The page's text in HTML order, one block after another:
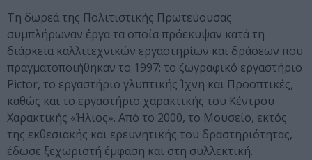
Τη δωρεά της Πολιτιστικής Πρωτεύουσας
συμπλήρωναν έργα τα οποία πρόεκυψαν κατά τη
διάρκεια καλλιτεχνικών εργαστηρίων και δράσεων που
πραγματοποιήθηκαν το 1997: το ζωγραφικό εργαστήριο
Pictor, το εργαστήριο γλυπτικής Ίχνη και Προοπτικές,
καθώς και το εργαστήριο χαρακτικής του Κέντρου
Χαρακτικής «Ήλιος». Από το 2000, το Μουσείο, εκτός
της εκθεσιακής και ερευνητικής του δραστηριότητας,
έδωσε ξεχωριστή έμφαση και στη συλλεκτική.